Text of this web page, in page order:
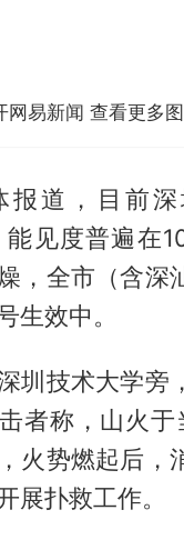
网易新闻 查看更多
报道，目前
见度普遍在
，全市（含深
生效中。
圳技术大学旁
者称，山火
火势燃起后，
展扑救工作。